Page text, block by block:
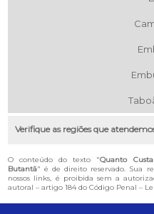
Verifique as regiões que
O conteúdo do texto "Quanto
Butantã" é de direito reservado. Sua
nossos links, é proibida sem a
autoral – artigo 184 do Código Penal –